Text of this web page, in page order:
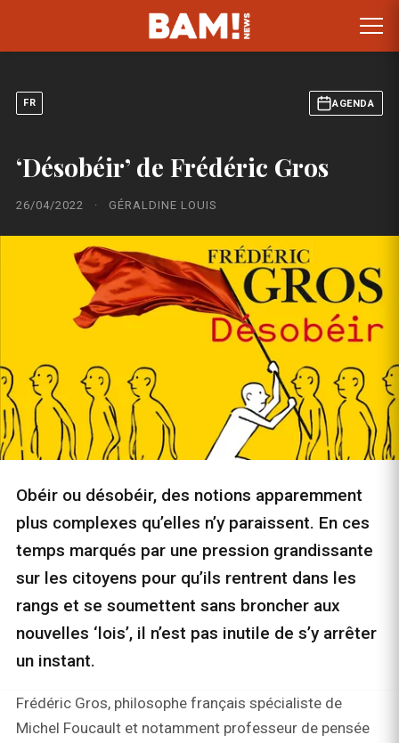
FR AGENDA
‘Désobéir’ de Frédéric Gros
26/04/2022 · GÉRALDINE LOUIS
Obéir ou désobéir, des notions apparemment
plus complexes qu’elles n’y paraissent. En ces
temps marqués par une pression grandissante
sur les citoyens pour qu’ils rentrent dans les
rangs et se soumettent sans broncher aux
nouvelles ‘lois’, il n’est pas inutile de s’y arrêter
un instant.
Frédéric Gros, philosophe français spécialiste de
Michel Foucault et notamment professeur de pensée